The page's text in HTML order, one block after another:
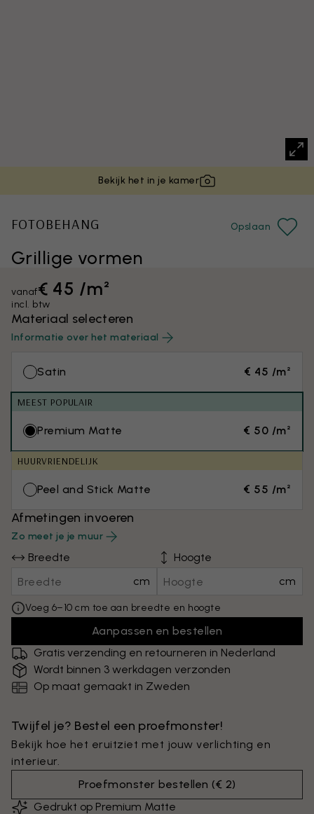
Bekijk het in je kamer
Grillige vormen
FOTOBEHANG Opslaan
vanaf€ 45 /m²
incl. btw
Materiaal selecteren
Informatie over het materiaal
Satin € 45 /m²
MEEST POPULAIR
Premium Matte € 50 /m²
HUURVRIENDELIJK
Peel and Stick Matte € 55 /m²
Afmetingen invoeren
Zo meet je je muur
Breedte
cm
Hoogte
cm
Voeg 6–10 cm toe aan breedte en hoogte
Aanpassen en bestellen
Gratis verzending en retourneren in Nederland
Wordt binnen 3 werkdagen verzonden
Op maat gemaakt in Zweden
Twijfel je? Bestel een proefmonster!
Bekijk hoe het eruitziet met jouw verlichting en
interieur.
Proefmonster bestellen (€ 2)
Gedrukt op Premium Matte